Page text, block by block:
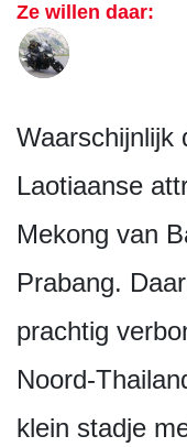
Ze willen daar:
Waarschijnlijk
Laotiaanse
Mekong van
Prabang.
prachtig
Noord-
klein stadje